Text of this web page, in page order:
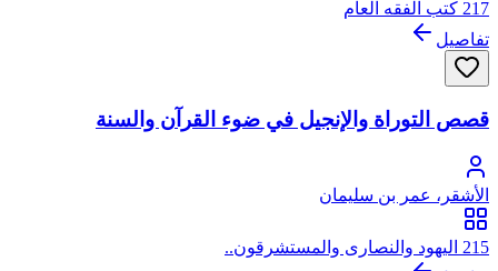
217 كتب الفقه العام
تفاصيل
قصص التوراة والإنجيل في ضوء القرآن والسنة
الأشقر، عمر بن سليمان
215 اليهود والنصارى والمستشرقون..